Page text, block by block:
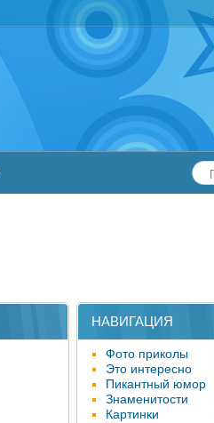
НАВИГАЦИЯ
Фото приколы
Это интересно
Пикантный юмор
Знаменитости
Картинки